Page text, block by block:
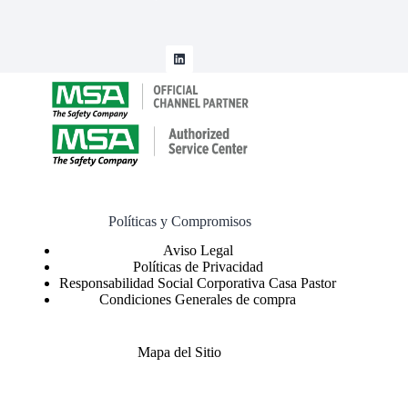
Políticas y Compromisos
Políticas de Privacidad
Responsabilidad Social Corporativa Casa Pastor
Condiciones Generales de compra
Mapa del Sitio